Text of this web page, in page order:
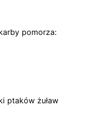
pomorza:
ptaków żuław